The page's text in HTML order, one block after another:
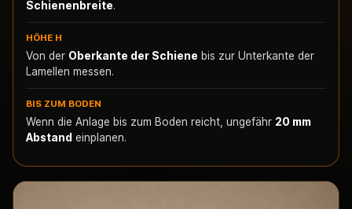
Schienenbreite.
HÖHE H
Von der Oberkante der Schiene bis zur Unterkante der
Lamellen messen.
BIS ZUM BODEN
Wenn die Anlage bis zum Boden reicht, ungefähr 20 mm
Abstand einplanen.